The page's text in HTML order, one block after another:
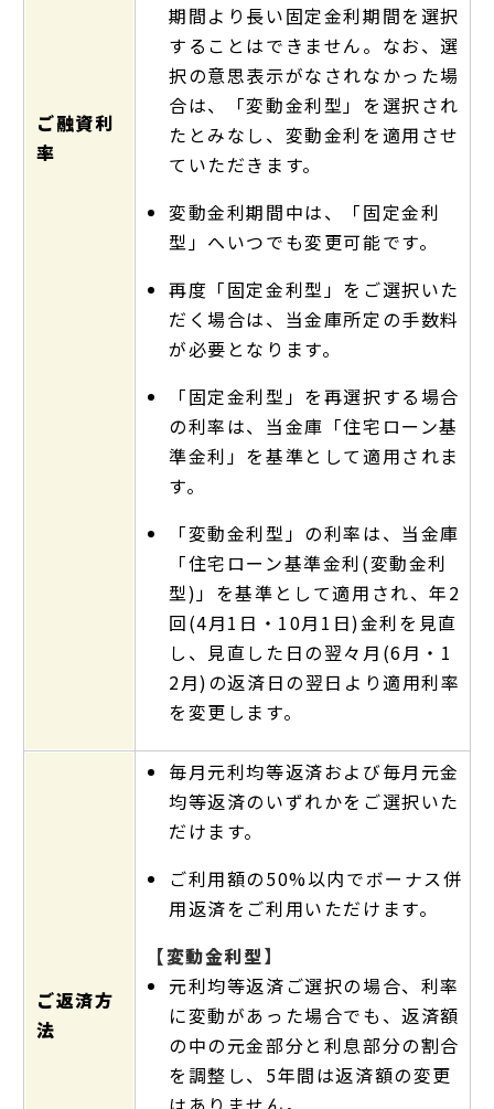
ご融資利
率
期間より長い固定金利期間を選択
することはできません。なお、選
択の意思表示がなされなかった場
合は、「変動金利型」を選択され
たとみなし、変動金利を適用させ
ていただきます。
変動金利期間中は、「固定金利
型」へいつでも変更可能です。
再度「固定金利型」をご選択いた
だく場合は、当金庫所定の手数料
が必要となります。
「固定金利型」を再選択する場合
の利率は、当金庫「住宅ローン基
準金利」を基準として適用されま
す。
「変動金利型」の利率は、当金庫
「住宅ローン基準金利(変動金利
型)」を基準として適用され、年2
回(4月1日・10月1日)金利を見直
し、見直した日の翌々月(6月・1
2月)の返済日の翌日より適用利率
を変更します。
ご返済方
法
毎月元利均等返済および毎月元金
均等返済のいずれかをご選択いた
だけます。
ご利用額の50%以内でボーナス併
用返済をご利用いただけます。
【変動金利型】
元利均等返済ご選択の場合、利率
に変動があった場合でも、返済額
の中の元金部分と利息部分の割合
を調整し、5年間は返済額の変更